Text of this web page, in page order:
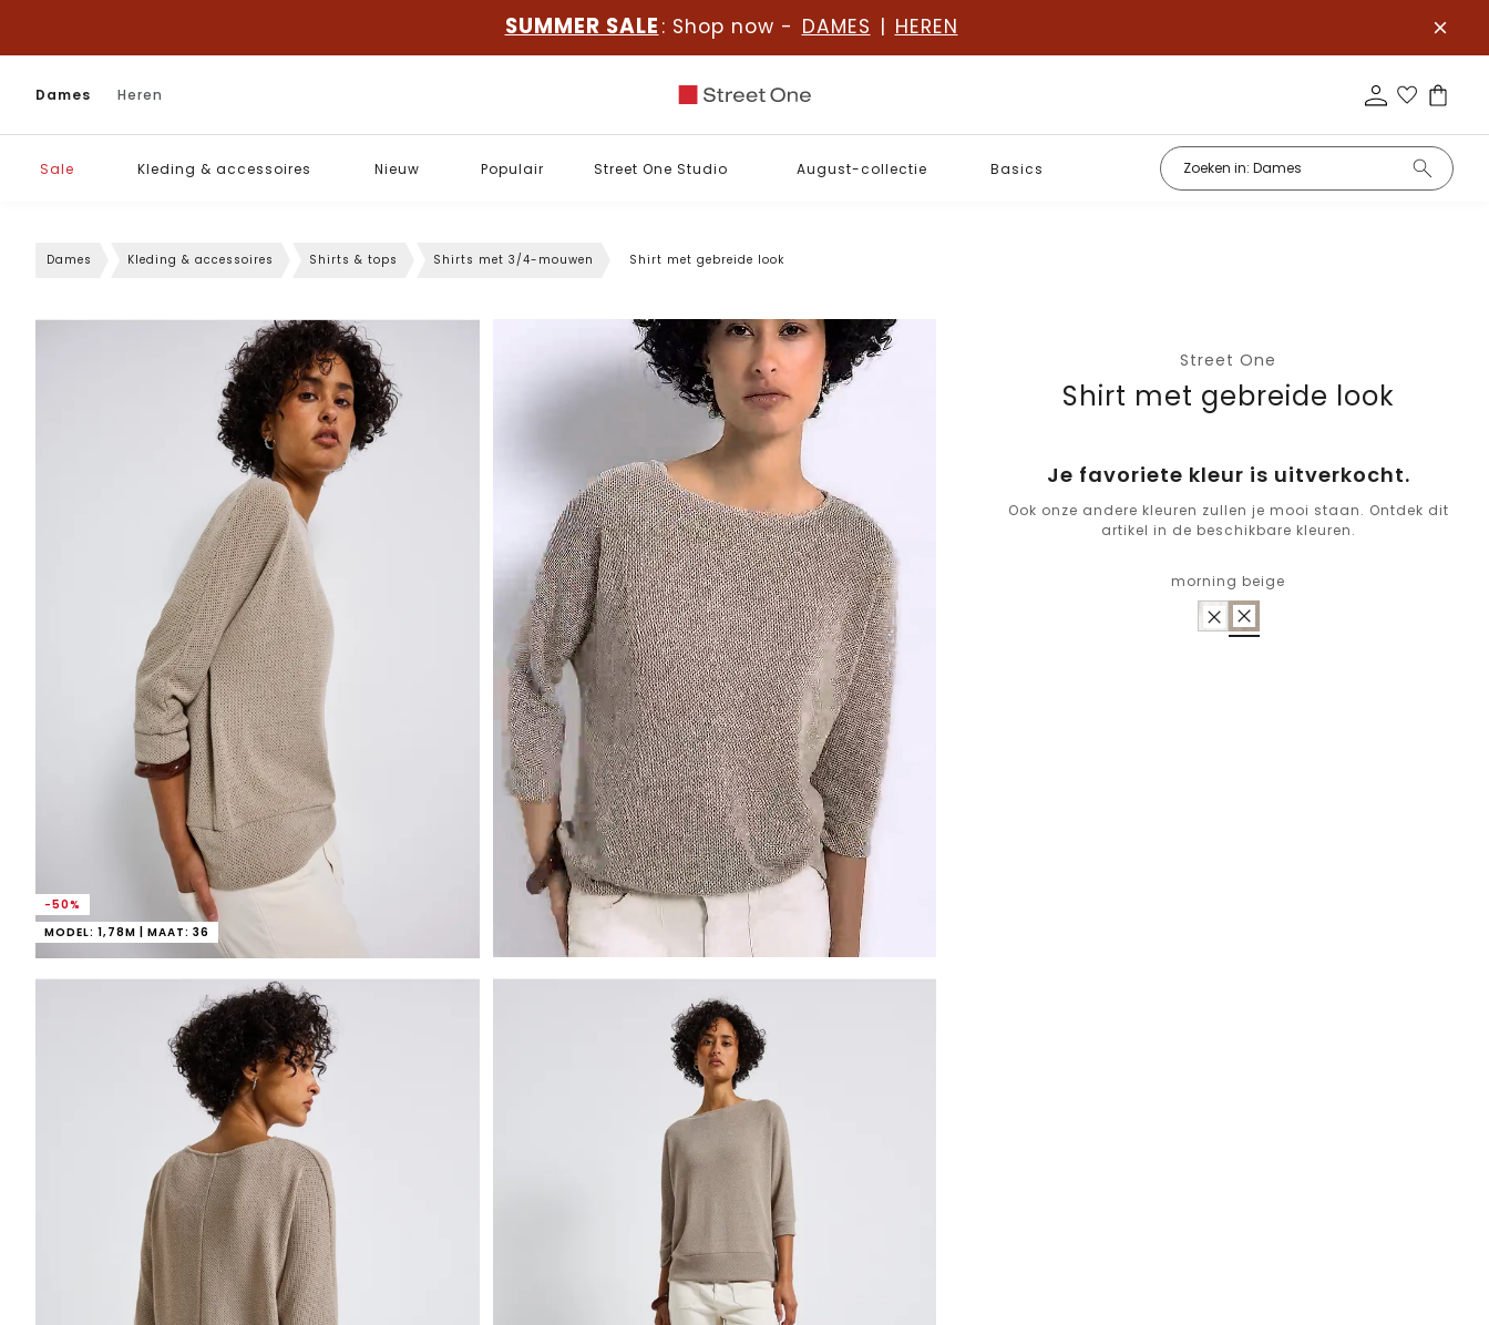
SUMMER SALE : Shop now - DAMES | HEREN
Dames Heren
Sale Kleding & accessoires Nieuw Populair Street One Studio August-collectie Basics
Dames Kleding & accessoires Shirts & tops Shirts met 3/4-mouwen Shirt met gebreide look
-50%
MODEL: 1,78M | MAAT: 36
Street One
Shirt met gebreide look
Je favoriete kleur is uitverkocht.
Ook onze andere kleuren zullen je mooi staan. Ontdek dit
artikel in de beschikbare kleuren.
morning beige